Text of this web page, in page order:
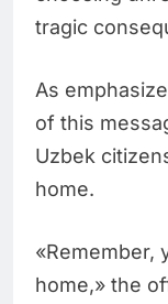
tragic
As
of this
Uzbek
home.
«Remember,
home,» the